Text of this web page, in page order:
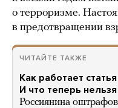
о терроризме.
в предотвращении
ЧИТАЙТЕ ТАКЖЕ
Как работает
И что теперь
Россиянина